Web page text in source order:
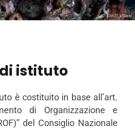
istituto
è costituito in base all’art.
di Organizzazione e
del Consiglio Nazionale